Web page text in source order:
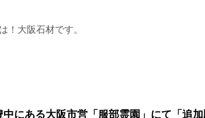
！大阪石材です。
中にある大阪市営「服部霊園」にて「追